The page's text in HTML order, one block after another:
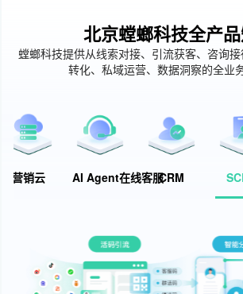
北京螳螂科技全产
螳螂科技提供从线索对接、引流获客、咨询
转化、私域运营、数据洞察的全业
营销云 AI Agent在线客服CRM